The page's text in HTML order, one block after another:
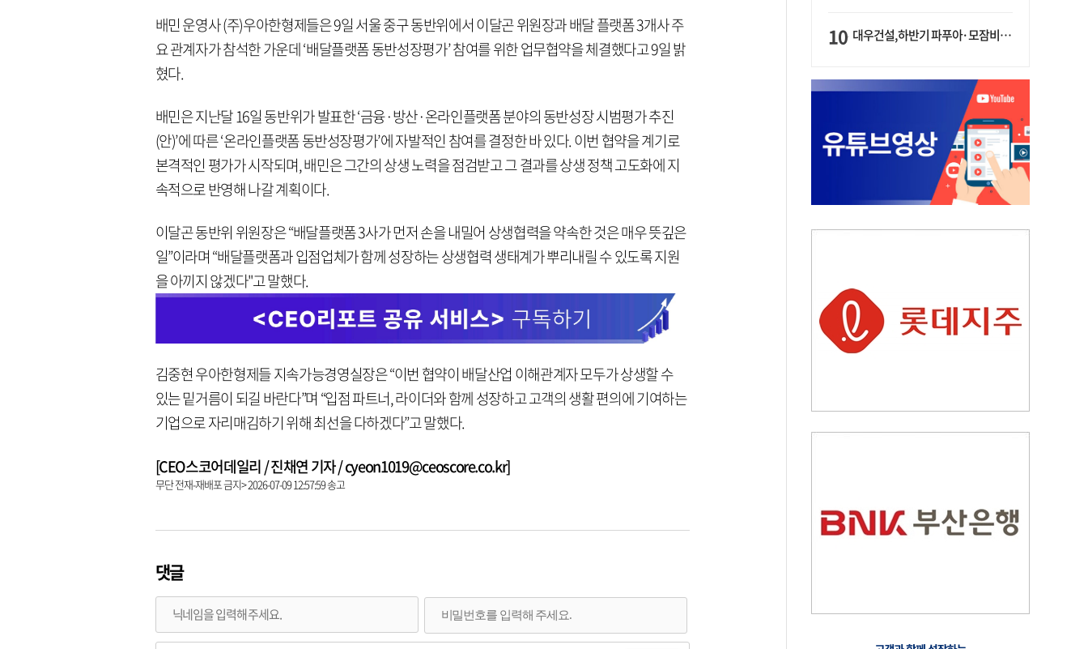
배민 운영사 (주)우아한형제들은 9일 서울 중구 동반위에서 이달곤 위원장과 배달 플랫폼 3개사 주
요 관계자가 참석한 가운데 ‘배달플랫폼 동반성장평가’ 참여를 위한 업무협약을 체결했다고 9일 밝
혔다.
배민은 지난달 16일 동반위가 발표한 ‘금융·방산·온라인플랫폼 분야의 동반성장 시범평가 추진
(안)’에 따른 ‘온라인플랫폼 동반성장평가’에 자발적인 참여를 결정한 바 있다. 이번 협약을 계기로
본격적인 평가가 시작되며, 배민은 그간의 상생 노력을 점검받고 그 결과를 상생 정책 고도화에 지
속적으로 반영해 나갈 계획이다.
이달곤 동반위 위원장은 “배달플랫폼 3사가 먼저 손을 내밀어 상생협력을 약속한 것은 매우 뜻깊은
일”이라며 “배달플랫폼과 입점업체가 함께 성장하는 상생협력 생태계가 뿌리내릴 수 있도록 지원
을 아끼지 않겠다"고 말했다.
김중현 우아한형제들 지속가능경영실장은 “이번 협약이 배달산업 이해관계자 모두가 상생할 수
있는 밑거름이 되길 바란다”며 “입점 파트너, 라이더와 함께 성장하고 고객의 생활 편의에 기여하는
기업으로 자리매김하기 위해 최선을 다하겠다”고 말했다.
[CEO스코어데일리 / 진채연 기자 / cyeon1019@ceoscore.co.kr]
무단 전재-재배포 금지> 2026-07-09 12:57:59 송고
댓글
대우건설, 하반기 파푸아·모잠비크 LNG 플랜트 수주 가시권…수주목표 27조로 샹향